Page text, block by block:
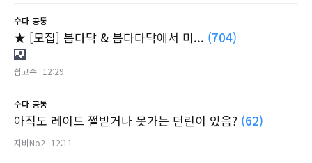
수다 공통
★ [모집] 븜다닥 & 븜다다닥에서 미... (704)
싑고수 12:29
수다 공통
아직도 레이드 쩔받거나 못가는 던린이 있음? (62)
지비No2 12:11